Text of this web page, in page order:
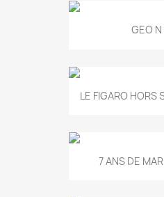
GEO
LE FIGARO HORS
7 ANS DE